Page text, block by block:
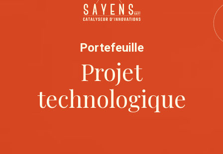
Portefeuille
Projet
technologique